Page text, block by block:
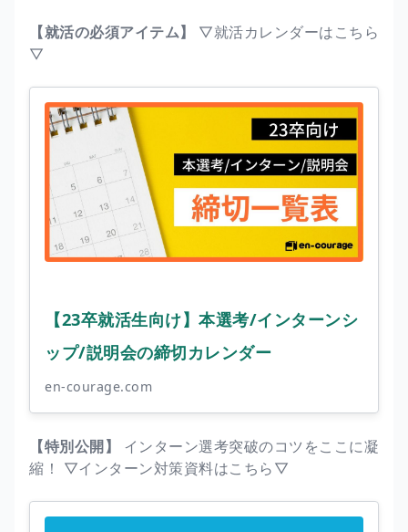
【就活の必須アイテム】
▽就活カレンダーはこちら
▽
【23卒就活生向け】本選考/インターンシ
ップ/説明会の締切カレンダー
en-courage.com
【特別公開】
インターン選考突破のコツをここに凝
縮！ ▽インターン対策資料はこちら▽